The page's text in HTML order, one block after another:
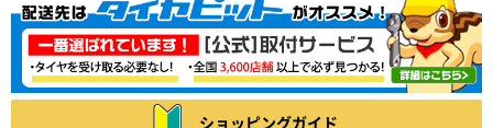
ショッピングガイド